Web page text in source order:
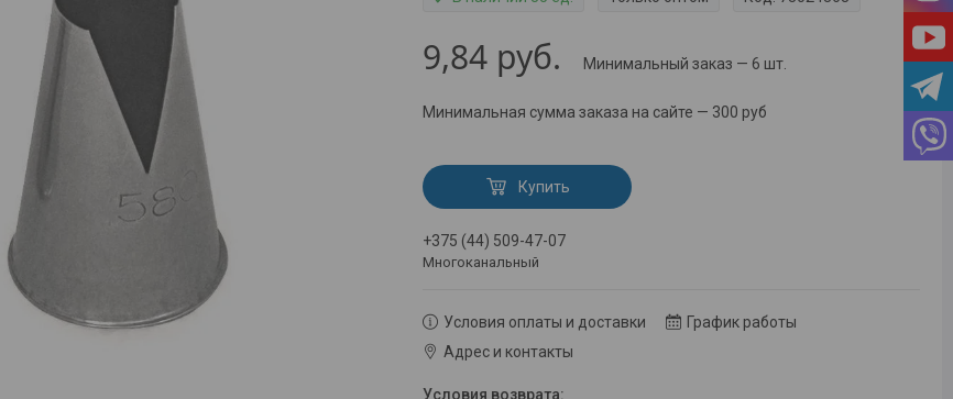
9,84 руб. Минимальный заказ — 6 шт.
Минимальная сумма заказа на сайте — 300 руб
Купить
+375 (44) 509-47-07
Многоканальный
Условия оплаты и доставки
График работы
Адрес и контакты